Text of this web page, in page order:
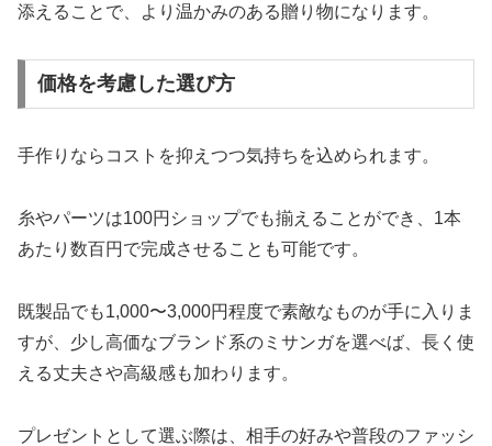
添えることで、より温かみのある贈り物になります。
価格を考慮した選び方
手作りならコストを抑えつつ気持ちを込められます。
糸やパーツは100円ショップでも揃えることができ、1本
あたり数百円で完成させることも可能です。
既製品でも1,000〜3,000円程度で素敵なものが手に入りま
すが、少し高価なブランド系のミサンガを選べば、長く使
える丈夫さや高級感も加わります。
プレゼントとして選ぶ際は、相手の好みや普段のファッシ